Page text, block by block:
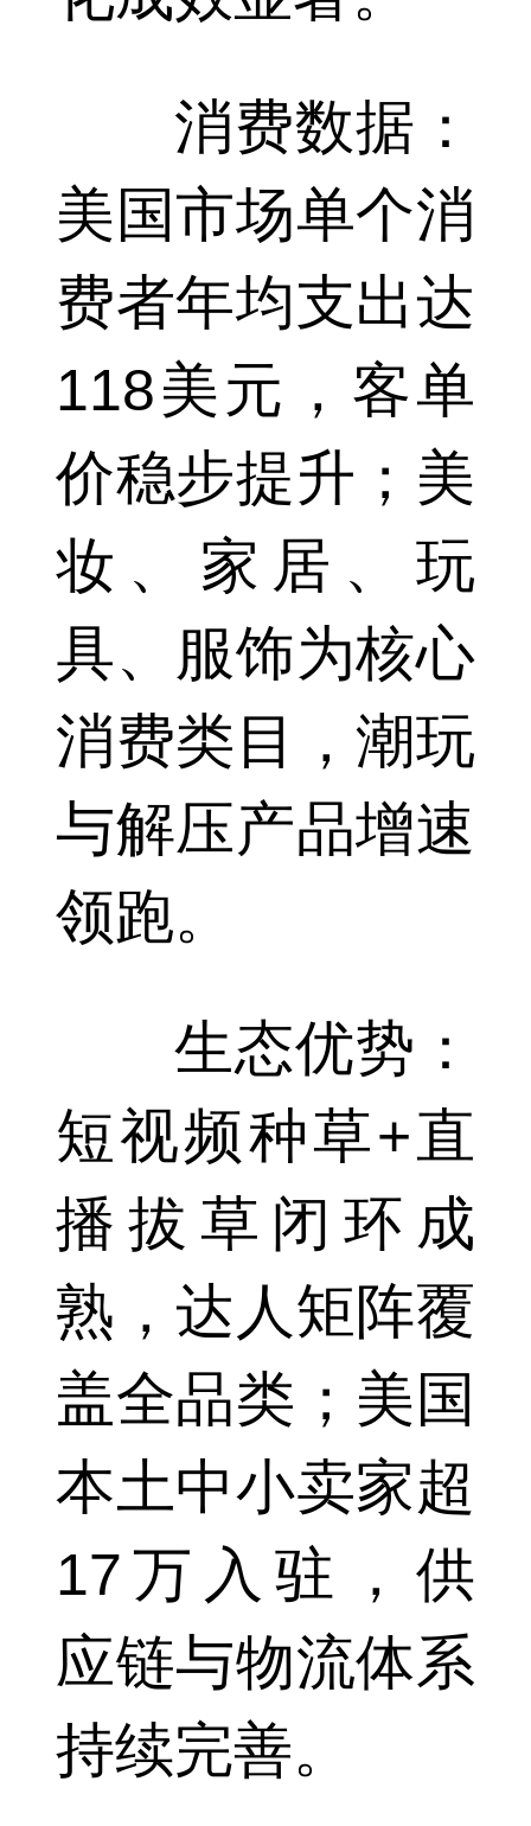
消费数据：
美国市场单个消
费者年均支出达
118美元，客单
价稳步提升；美
妆、家居、玩
具、服饰为核心
消费类目，潮玩
与解压产品增速
领跑。
生态优势：
短视频种草+直
播拔草闭环成
熟，达人矩阵覆
盖全品类；美国
本土中小卖家超
17万入驻，供
应链与物流体系
持续完善。